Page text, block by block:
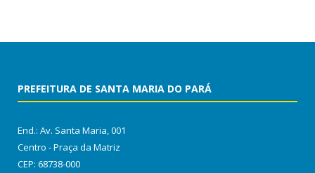
PREFEITURA DE SANTA MARIA DO PARÁ
End.: Av. Santa Maria, 001
Centro - Praça da Matriz
CEP: 68738-000